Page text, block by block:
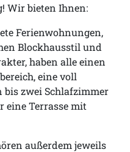
Wir bieten Ihnen:
Ferienwohnungen,
Blockhausstil und
haben alle einen
eine voll
bis zwei Schlafzimmer
eine Terrasse mit
außerdem jeweils